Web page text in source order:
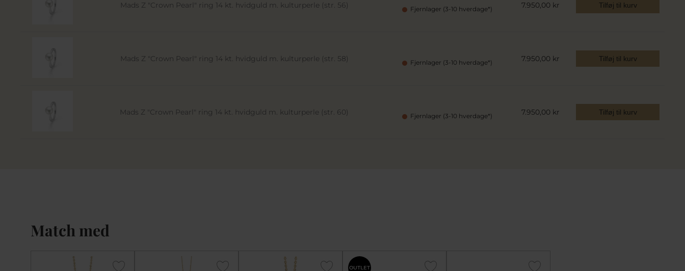
Mads Z "Crown Pearl" ring 14 kt. hvidguld m. kulturperle (str. 56) Fjernlager (3-10 hverdage*) 7.950,00 kr Tilføj til kurv
Mads Z "Crown Pearl" ring 14 kt. hvidguld m. kulturperle (str. 58) Fjernlager (3-10 hverdage*) 7.950,00 kr Tilføj til kurv
Mads Z "Crown Pearl" ring 14 kt. hvidguld m. kulturperle (str. 60) Fjernlager (3-10 hverdage*) 7.950,00 kr Tilføj til kurv
Match med
OUTLET